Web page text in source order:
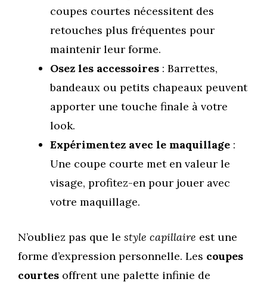
coupes courtes nécessitent des
retouches plus fréquentes pour
maintenir leur forme.
Osez les accessoires : Barrettes,
bandeaux ou petits chapeaux peuvent
apporter une touche finale à votre
look.
Expérimentez avec le maquillage :
Une coupe courte met en valeur le
visage, profitez-en pour jouer avec
votre maquillage.
N’oubliez pas que le style capillaire est une
forme d’expression personnelle. Les coupes
courtes offrent une palette infinie de